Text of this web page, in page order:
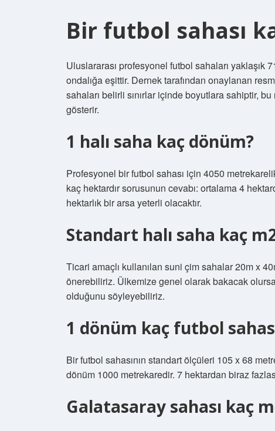
Bir futbol sahası
Uluslararası profesyonel futbol sahaları
ondalığa eşittir. Dernek tarafından onaylanan
sahaları belirli sınırlar içinde boyutlara sahiptir,
gösterir.
1 halı saha kaç dönüm?
Profesyonel bir futbol sahası için 4050
kaç hektardır sorusunun cevabı: ortalama 4
hektarlık bir arsa yeterli olacaktır.
Standart halı saha kaç
Ticari amaçlı kullanılan suni çim sahalar 20m x
önerebiliriz. Ülkemize genel olarak bakacak
olduğunu söyleyebiliriz.
1 dönüm kaç futbol
Bir futbol sahasının standart ölçüleri 105 x 68
dönüm 1000 metrekaredir. 7 hektardan biraz
Galatasaray sahası kaç